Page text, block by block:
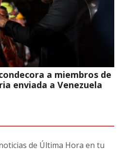
a miembros de
enviada a Venezuela
de Última Hora en tu